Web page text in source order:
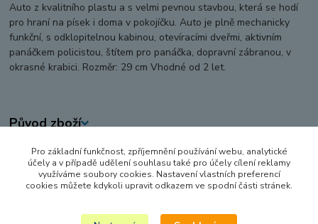
Auto z kvalitního plastu a s velmi pevnou stavbou, která se hodí
pro hraní na písek i doma v pokojíčku. Auto je plně mechanicky
funkční, s odklopitelnou kabinou, otevíracími dveřmi, aktivním
panáčkem policistou, štítem pro panáčka, dopravní zábranou, v
okrasné krabici. Rozměr: 29 cm Vhodné od 2 let.
Původ zboží
Zboží zařazeno v kategoriích
AUTA, LODĚ, LETADLA
Pro základní funkčnost, zpříjemnění používání webu, analytické
účely a v případě udělení souhlasu také pro účely cílení reklamy
využíváme soubory cookies. Nastavení vlastních preferencí
cookies můžete kdykoli upravit odkazem ve spodní části stránek.